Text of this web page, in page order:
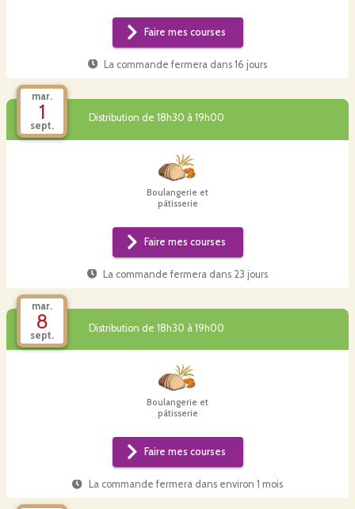
Faire mes courses
La commande fermera dans16 jours
mar.
1
sept.
Distribution de 18h30 à 19h00
Boulangerie et
pâtisserie
Faire mes courses
La commande fermera dans 23 jours
mar.
8
sept.
Distribution de 18h30 à 19h00
Boulangerie et
pâtisserie
Faire mes courses
La commande fermera dans environ 1 mois